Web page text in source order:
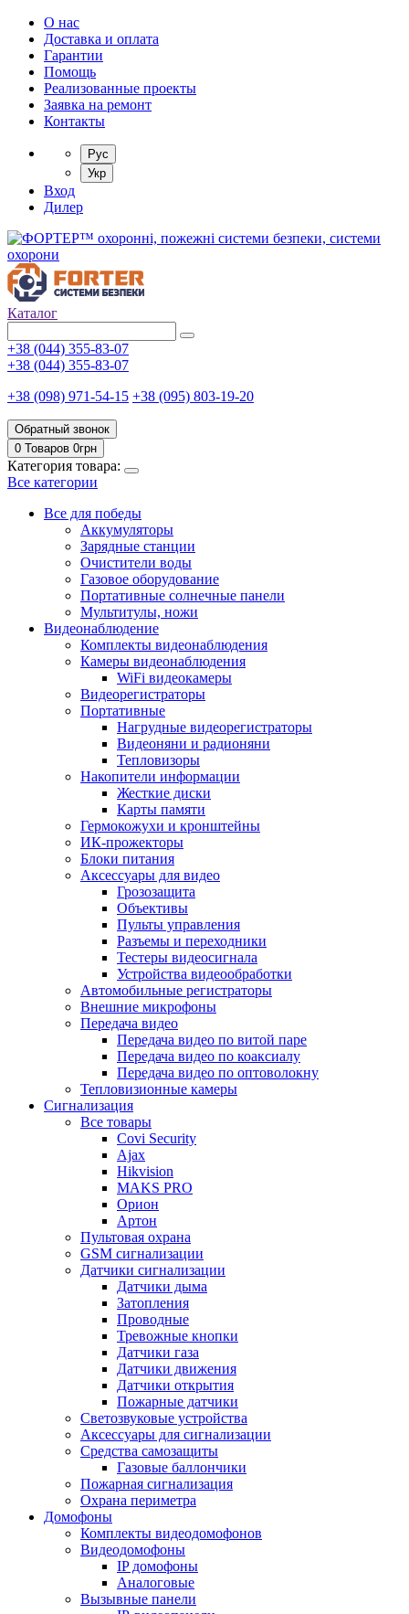
О нас
Доставка и оплата
Гарантии
Помощь
Реализованные проекты
Заявка на ремонт
Контакты
Рус
Укр
Вход
Дилер
Каталог
+38 (044) 355-83-07
+38 (044) 355-83-07
+38 (098) 971-54-15 +38 (095) 803-19-20
Обратный звонок
0 Товаров 0грн
Категория товара:
Все категории
Все для победы
Аккумуляторы
Зарядные станции
Очистители воды
Газовое оборудование
Портативные солнечные панели
Мультитулы, ножи
Видеонаблюдение
Комплекты видеонаблюдения
Камеры видеонаблюдения
WiFi видеокамеры
Видеорегистраторы
Портативные
Нагрудные видеорегистраторы
Видеоняни и радионяни
Тепловизоры
Накопители информации
Жесткие диски
Карты памяти
Гермокожухи и кронштейны
ИК-прожекторы
Блоки питания
Аксессуары для видео
Грозозащита
Объективы
Пульты управления
Разъемы и переходники
Тестеры видеосигнала
Устройства видеообработки
Автомобильные регистраторы
Внешние микрофоны
Передача видео
Передача видео по витой паре
Передача видео по коаксиалу
Передача видео по оптоволокну
Тепловизионные камеры
Сигнализация
Все товары
Covi Security
Ajax
Hikvision
MAKS PRO
Орион
Артон
Пультовая охрана
GSM сигнализации
Датчики сигнализации
Датчики дыма
Затопления
Проводные
Тревожные кнопки
Датчики газа
Датчики движения
Датчики открытия
Пожарные датчики
Светозвуковые устройства
Аксессуары для сигнализации
Средства самозащиты
Газовые баллончики
Пожарная сигнализация
Охрана периметра
Домофоны
Комплекты видеодомофонов
Видеодомофоны
IP домофоны
Аналоговые
Вызывные панели